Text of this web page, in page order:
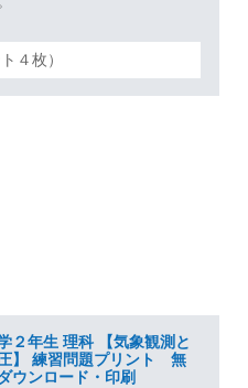
４枚）
２年生 理科 【気象観測と
】 練習問題プリント 無
ウンロード・印刷